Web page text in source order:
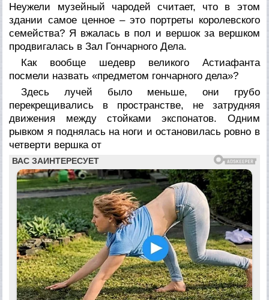
Неужели музейный чародей считает, что в этом
здании самое ценное – это портреты королевского
семейства? Я вжалась в пол и вершок за вершком
продвигалась в Зал Гончарного Дела.
Как вообще шедевр великого Астиафанта
посмели назвать «предметом гончарного дела»?
Здесь лучей было меньше, они грубо
перекрещивались в пространстве, не затрудняя
движения между стойками экспонатов. Одним
рывком я поднялась на ноги и остановилась ровно в
четверти вершка от